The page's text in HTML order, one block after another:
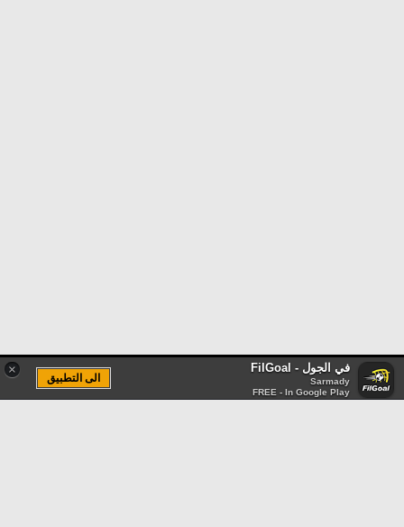
× في الجول - FilGoal
Sarmady
FREE - In Google Play
الى التطبيق